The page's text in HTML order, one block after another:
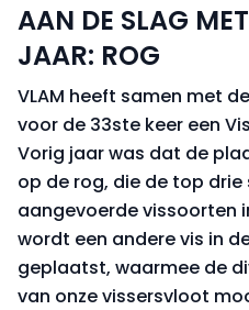
AAN DE SLAG
JAAR: ROG
VLAM heeft samen met
voor de 33ste keer een
Vorig jaar was dat de
op de rog, die de top
aangevoerde vissoorten
wordt een andere vis in
geplaatst, waarmee de
van onze vissersvloot